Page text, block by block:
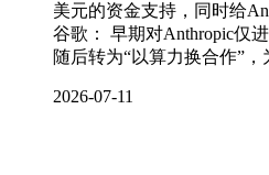
美元的资金支持，同时给
谷歌： 早期对Anthropic仅
随后转为“以算力换合作”
2026-07-11